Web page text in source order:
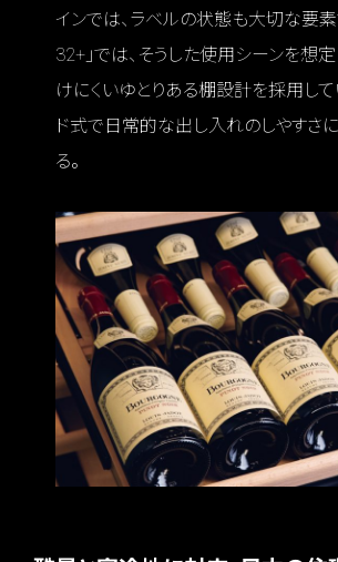
インでは、ラベルの状態も大切な要素
32+」では、そうした使用シーンを想
けにくいゆとりある棚設計を採用して
ド式で日常的な出し入れのしやすさ
る。